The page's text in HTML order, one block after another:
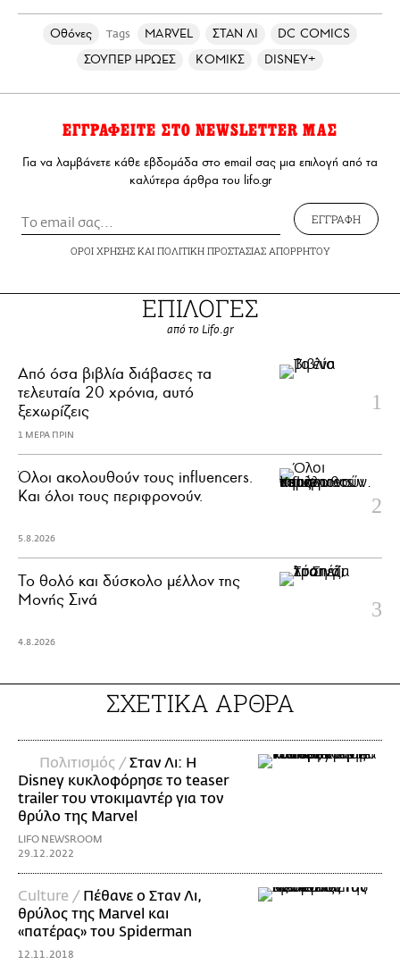
Οθόνες Tags MARVEL ΣΤΑΝ ΛΙ
DC COMICS
ΣΟΥΠΕΡ ΗΡΩΕΣ
ΚΟΜΙΚΣ DISNEY+
ΕΓΓΡΑΦΕΙΤΕ ΣΤΟ NEWSLETTER ΜΑΣ
Για να λαμβάνετε κάθε εβδομάδα στο email σας μια επιλογή από τα
καλύτερα άρθρα του lifo.gr
ΕΓΓΡΑΦΗ
ΟΡΟΙ ΧΡΗΣΗΣΚΑΙ ΠΟΛΙΤΙΚΗ ΠΡΟΣΤΑΣΙΑΣ ΑΠΟΡΡΗΤΟΥ
ΕΠΙΛΟΓΕΣ
από το Lifo.gr
Από όσα βιβλία διάβασες τα
τελευταία 20 χρόνια, αυτό
ξεχωρίζεις
1 ΜΕΡΑ ΠΡΙΝ
Όλοι ακολουθούν τους influencers.
Και όλοι τους περιφρονούν.
5.8.2026
Το θολό και δύσκολο μέλλον της
Μονής Σινά
4.8.2026
ΣΧΕΤΙΚΑ ΑΡΘΡΑ
Πολιτισμός /Σταν Λι: Η
Disney κυκλοφόρησε το teaser
trailer του ντοκιμαντέρ για τον
θρύλο της Marvel
LIFO NEWSROOM
29.12.2022
Culture / Πέθανε ο Σταν Λι,
θρύλος της Marvel και
«πατέρας» του Spiderman
12.11.2018